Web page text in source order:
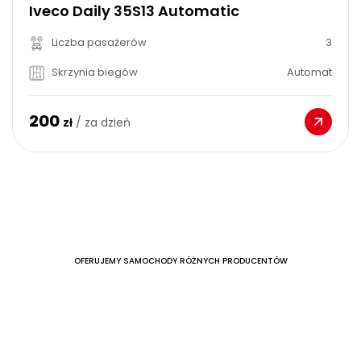
Iveco Daily 35S13 Automatic
Liczba pasażerów
3
Skrzynia biegów
Automat
200 zł / za dzień
OFERUJEMY SAMOCHODY RÓŻNYCH PRODUCENTÓW